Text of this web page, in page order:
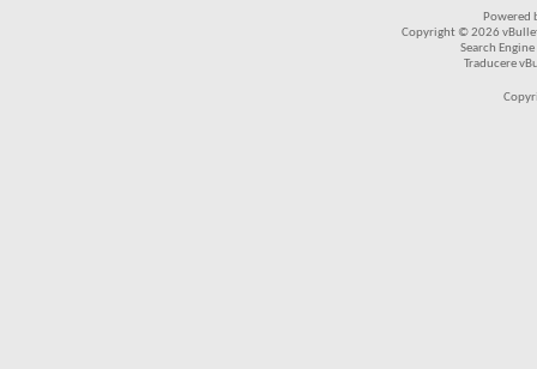
Powered
Copyright © 2026
Search
Traducere